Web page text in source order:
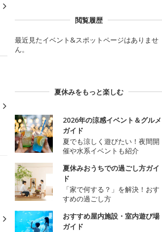
閲覧履歴
最近見たイベント&スポットページはありませ
ん。
夏休みをもっと楽しむ
2026年の涼感イベント＆グルメ
ガイド
夏でも涼しく遊びたい！夜間開
催や水系イベントも紹介
夏休みおうちでの過ごし方ガイ
ド
「家で何する？」を解決！おす
すめの過ごし方
おすすめ屋内施設・室内遊び場
ガイド